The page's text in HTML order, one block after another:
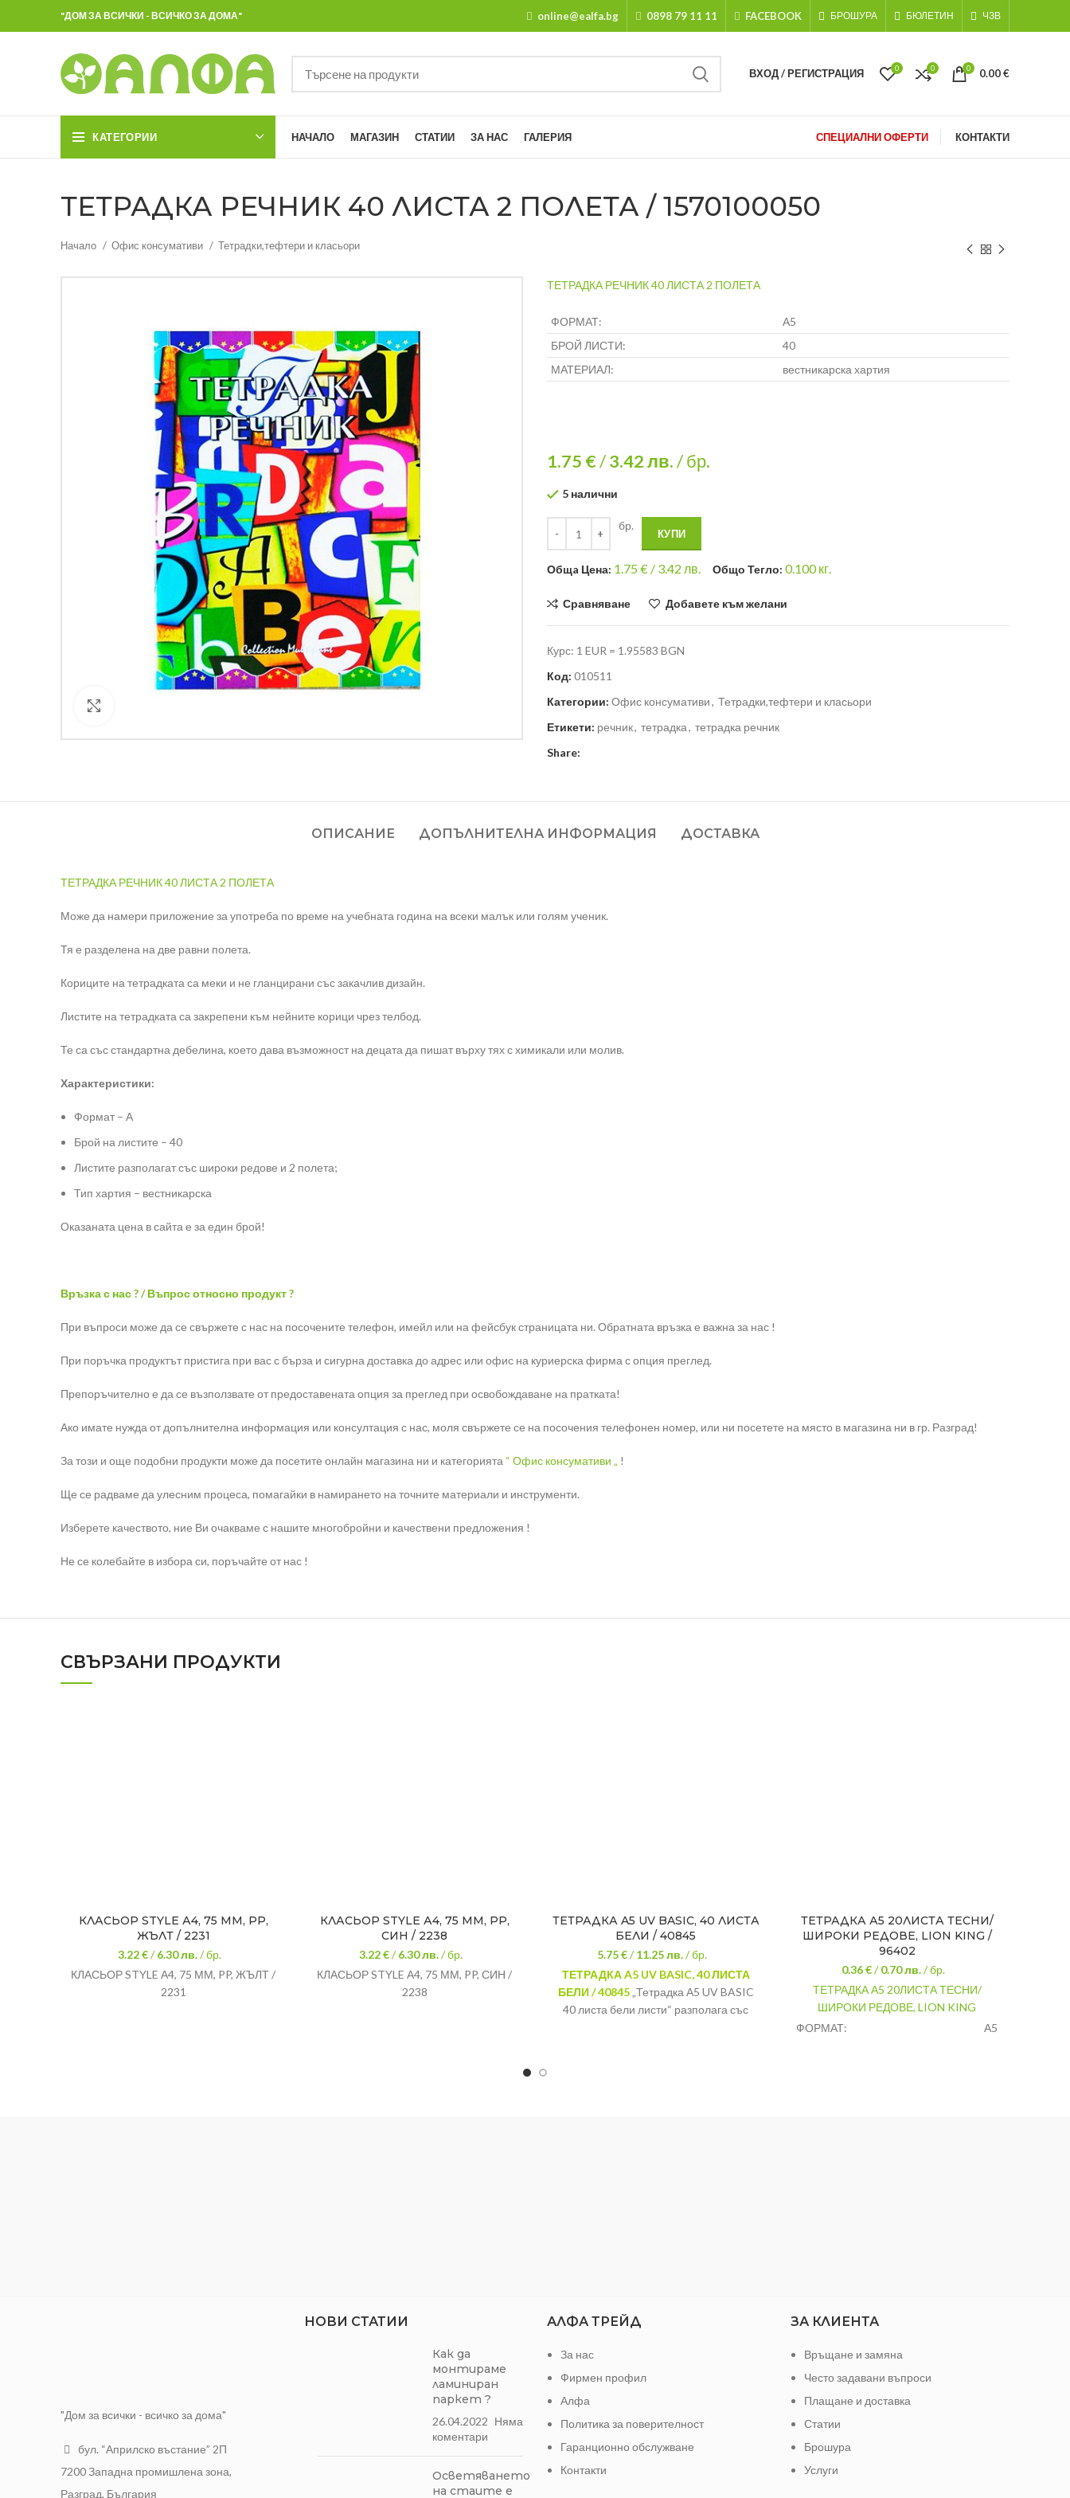
"ДОМ ЗА ВСИЧКИ - ВСИЧКО ЗА ДОМА" online@ealfa.bg 0898 79 11 11 FACEBOOK БРОШУРА БЮЛЕТИН ЧЗВ
ВХОД / РЕГИСТРАЦИЯ 0 0 0 0.00€
КАТЕГОРИИ НАЧАЛО МАГАЗИН СТАТИИ ЗА НАС ГАЛЕРИЯ СПЕЦИАЛНИ ОФЕРТИ КОНТАКТИ
ТЕТРАДКА РЕЧНИК 40 ЛИСТА 2 ПОЛЕТА / 1570100050
Начало Офис консумативи Тетрадки,тефтери и класьори
ТЕТРАДКА РЕЧНИК 40 ЛИСТА 2 ПОЛЕТА
ФОРМАТ:
А5
БРОЙ ЛИСТИ:
40
МАТЕРИАЛ:
вестникарска хартия
1.75 €/3.42лв./ бр.
5 налични
бр.
КУПИ
Общa Цена: 1.75€ / 3.42 лв. Общо Тегло: 0.100кг.
Сравняване Добавете към желани
Курс: 1 EUR = 1.95583 BGN
Код: 010511
Категории: Офис консумативи, Тетрадки,тефтери и класьори
Етикети: речник, тетрадка, тетрадка речник
Share:
ОПИСАНИЕ ДОПЪЛНИТЕЛНА ИНФОРМАЦИЯ ДОСТАВКА
ТЕТРАДКА РЕЧНИК 40 ЛИСТА 2 ПОЛЕТА
Може да намери приложение за употреба по време на учебната година на всеки малък или голям ученик.
Тя е разделена на две равни полета.
Кориците на тетрадката са меки и не гланцирани със закачлив дизайн.
Листите на тетрадката са закрепени към нейните корици чрез телбод.
Те са със стандартна дебелина, което дава възможност на децата да пишат върху тях с химикали или молив.
Характеристики:
Формат – А
Брой на листите – 40
Листите разполагат със широки редове и 2 полета;
Тип хартия – вестникарска
Оказаната цена в сайта е за един брой!
Връзка с нас ? / Въпрос относно продукт ?
При въпроси може да се свържете с нас на посочените телефон, имейл или на фейсбук страницата ни. Обратната връзка е важна за нас !
При поръчка продуктът пристига при вас с бърза и сигурна доставка до адрес или офис на куриерска фирма с опция преглед.
Препоръчително е да се възползвате от предоставената опция за преглед при освобождаване на пратката!
Ако имате нужда от допълнителна информация или консултация с нас, моля свържете се на посочения телефонен номер, или ни посетете на място в магазина ни в гр. Разград!
За този и още подобни продукти може да посетите онлайн магазина ни и категорията “ Офис консумативи „ !
Ще се радваме да улесним процеса, помагайки в намирането на точните материали и инструменти.
Изберете качеството, ние Ви очакваме с нашите многобройни и качествени предложения !
Не се колебайте в избора си, поръчайте от нас !
СВЪРЗАНИ ПРОДУКТИ
КЛАСЬОР STYLE А4, 75 ММ, PP,
ЖЪЛТ / 2231
3.22 €/6.30лв. / бр.
КЛАСЬОР STYLE А4, 75 ММ, PP, ЖЪЛТ /
2231
КЛАСЬОР STYLE А4, 75 ММ, PP,
СИН / 2238
3.22 €/6.30лв. / бр.
КЛАСЬОР STYLE А4, 75 ММ, PP, СИН /
2238
ТЕТРАДКА A5 UV BASIC, 40 ЛИСТА
БЕЛИ / 40845
5.75 €/11.25лв. / бр.
ТЕТРАДКА A5 UV BASIC, 40 ЛИСТА
БЕЛИ / 40845„Тетрадка А5 UV BASIC
40 листа бели листи“ разполага със
ТЕТРАДКА А5 20ЛИСТА ТЕСНИ/
ШИРОКИ РЕДОВЕ, LION KING /
96402
0.36 €/0.70лв. / бр.
ТЕТРАДКА А5 20ЛИСТА ТЕСНИ/
ШИРОКИ РЕДОВЕ, LION KING
ФОРМАТ:
А5
"Дом за всички - всичко за дома"
бул. “Априлско въстание” 2П
7200 Западна промишлена зона,
Разград, България
НОВИ СТАТИИ
Как да
монтираме
ламиниран
паркет ?
26.04.2022 Няма
коментари
Осветяването
на стаите е
АЛФА ТРЕЙД
За нас
Фирмен профил
Алфа
Политика за поверителност
Гаранционно обслужване
Контакти
ЗА КЛИЕНТА
Връщане и замяна
Често задавани въпроси
Плащане и доставка
Статии
Брошура
Услуги